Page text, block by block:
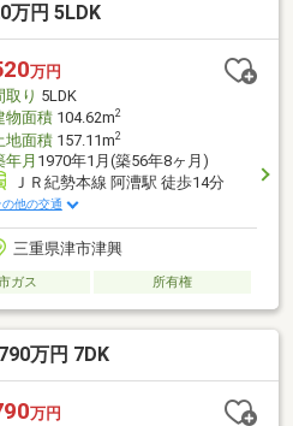
万円 5LDK
万円
取り 5LDK
物面積104.62m2
地面積157.11m2
年月 1970年1月(築56年8ヶ月)
ＪＲ紀勢本線 阿漕駅 徒歩14分
の他の交通
三重県津市津興
ガス 所有権
万円 7DK
万円